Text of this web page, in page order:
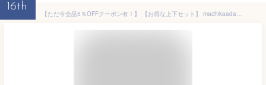
16th
【ただ今全品5％OFFクーポン有！】 【お得な上下セット】 machikaada公式 ヨガウェア ピラティス ウェア 上下セット ヨガ レギンス Tシャツ セットアップ レディース おしゃれ かわいい ホットヨガ ヨガデビュー トレーニングウェア ピラティス初心者 マチカアダ